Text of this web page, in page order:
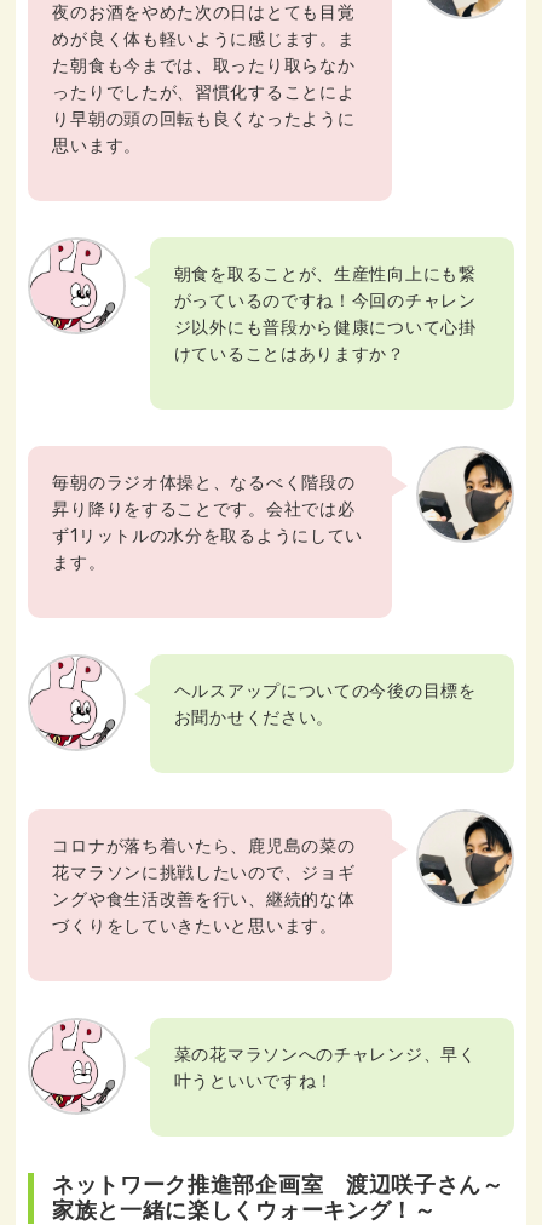
夜のお酒をやめた次の日はとても目覚
めが良く体も軽いように感じます。ま
た朝食も今までは、取ったり取らなか
ったりでしたが、習慣化することによ
り早朝の頭の回転も良くなったように
思います。
朝食を取ることが、生産性向上にも繋
がっているのですね！今回のチャレン
ジ以外にも普段から健康について心掛
けていることはありますか？
毎朝のラジオ体操と、なるべく階段の
昇り降りをすることです。会社では必
ず1リットルの水分を取るようにしてい
ます。
ヘルスアップについての今後の目標を
お聞かせください。
コロナが落ち着いたら、鹿児島の菜の
花マラソンに挑戦したいので、ジョギ
ングや食生活改善を行い、継続的な体
づくりをしていきたいと思います。
菜の花マラソンへのチャレンジ、早く
叶うといいですね！
ネットワーク推進部企画室 渡辺咲子さん～
家族と一緒に楽しくウォーキング！～